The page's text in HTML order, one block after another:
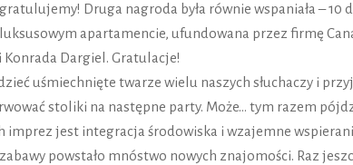
Druga nagroda była równie wspaniała –
apartamencie, ufundowana przez firmę
Konrada Dargiel. Gratulacje!
uśmiechnięte twarze wielu naszych słuchaczy i
stoliki na następne party. Może… tym razem
imprez jest integracja środowiska i wzajemne
powstało mnóstwo nowych znajomości. Raz